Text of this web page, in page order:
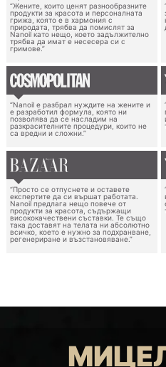
“Жените, които ценят разнообразните
продукти за красота и персоналната
грижа, която е в хармония с
природата, трябва да помислят за
Nanoil като нещо, което задължително
трябва да имат е несесера си с
гримове.”
“Nanoil е разбрал нуждите на жените и
е разработил формула, която ни
позволява да се насладим на
разкрасителните процедури, които не
са вредни и сложни.”
“Просто се отпуснете и оставете
експертите да си вършат работата.
Nanoil предлага нещо повече от
продукти за красота, съдържащи
висококачествени съставки. Те също
така доставят на телата ни абсолютно
всичко, което е нужно за подхранване,
регенериране и възстановяване.”